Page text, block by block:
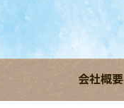
会社概要